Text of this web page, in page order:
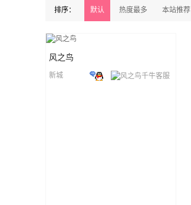
排序： 默认 热度最多 本站推荐
风之鸟
新城